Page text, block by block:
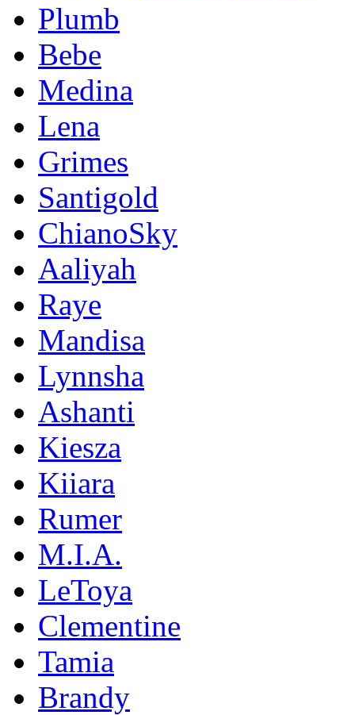
Plumb
Bebe
Medina
Lena
Grimes
Santigold
ChianoSky
Aaliyah
Raye
Mandisa
Lynnsha
Ashanti
Kiesza
Kiiara
Rumer
M.I.A.
LeToya
Clementine
Tamia
Brandy